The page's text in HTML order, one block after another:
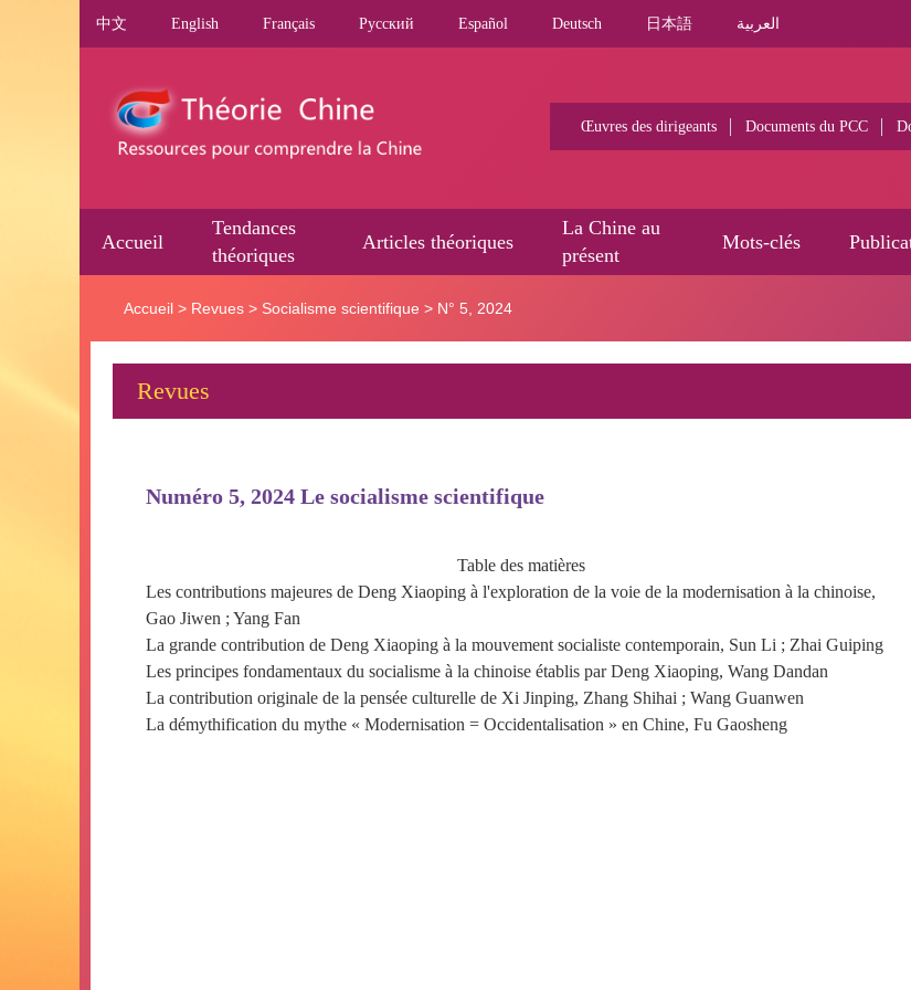
中文 English Français Pусский Español Deutsch 日本語 العربية
Œuvres des dirigeants Documents du PCC
Accueil
Tendances
théoriques
Articles théoriques
La Chine au
présent
Mots-clés
Accueil > Revues > Socialisme scientifique > N° 5, 2024
Revues
Numéro 5, 2024 Le socialisme scientifique
Table des matières
Les contributions majeures de Deng Xiaoping à l'exploration de la voie de la modernisation à la chinoise,
Gao Jiwen ; Yang Fan
La grande contribution de Deng Xiaoping à la mouvement socialiste contemporain, Sun Li ; Zhai Guiping
Les principes fondamentaux du socialisme à la chinoise établis par Deng Xiaoping, Wang Dandan
La contribution originale de la pensée culturelle de Xi Jinping, Zhang Shihai ; Wang Guanwen
La démythification du mythe « Modernisation = Occidentalisation » en Chine, Fu Gaosheng